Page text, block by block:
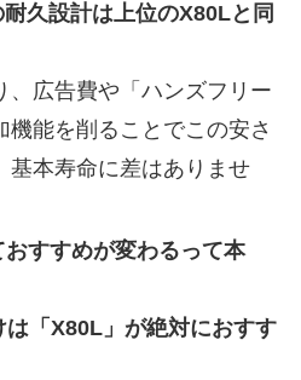
久設計は上位のX80Lと同
、広告費や「ハンズフリー
機能を削ることでこの安さ
基本寿命に差はありませ
すすめが変わるって本
「X80L」が絶対におすす